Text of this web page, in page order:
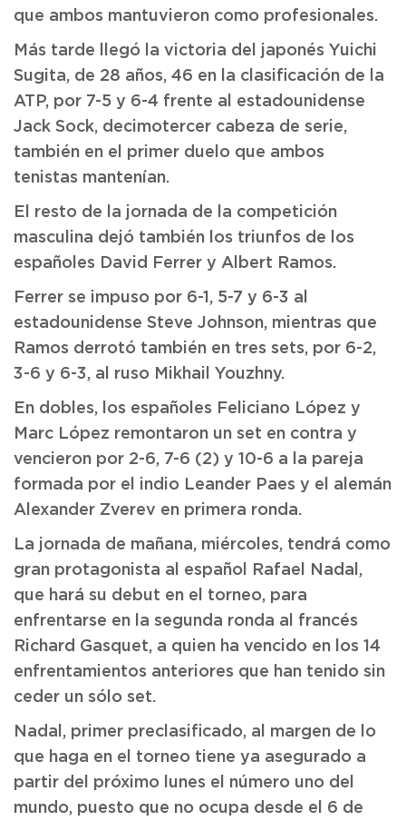
que ambos mantuvieron como profesionales.
Más tarde llegó la victoria del japonés Yuichi
Sugita, de 28 años, 46 en la clasificación de la
ATP, por 7-5 y 6-4 frente al estadounidense
Jack Sock, decimotercer cabeza de serie,
también en el primer duelo que ambos
tenistas mantenían.
El resto de la jornada de la competición
masculina dejó también los triunfos de los
españoles David Ferrer y Albert Ramos.
Ferrer se impuso por 6-1, 5-7 y 6-3 al
estadounidense Steve Johnson, mientras que
Ramos derrotó también en tres sets, por 6-2,
3-6 y 6-3, al ruso Mikhail Youzhny.
En dobles, los españoles Feliciano López y
Marc López remontaron un set en contra y
vencieron por 2-6, 7-6 (2) y 10-6 a la pareja
formada por el indio Leander Paes y el alemán
Alexander Zverev en primera ronda.
La jornada de mañana, miércoles, tendrá como
gran protagonista al español Rafael Nadal,
que hará su debut en el torneo, para
enfrentarse en la segunda ronda al francés
Richard Gasquet, a quien ha vencido en los 14
enfrentamientos anteriores que han tenido sin
ceder un sólo set.
Nadal, primer preclasificado, al margen de lo
que haga en el torneo tiene ya asegurado a
partir del próximo lunes el número uno del
mundo, puesto que no ocupa desde el 6 de